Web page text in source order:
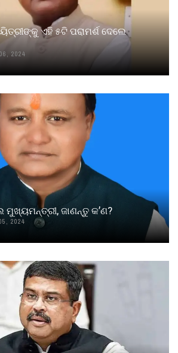
ଏହି ୫ଟି ପରାମର୍ଶ ଦେଲେ
2024
ଜାଣନ୍ତୁ କ’ଣ?
2024